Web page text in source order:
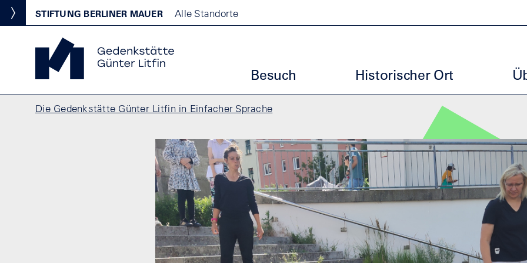
Direkt zum Inhalt
Standortmenu
Show locations
STIFTUNG BERLINER MAUER Alle Standorte
Gedenkstätte Günter Litfin Startseite
Hauptmenu GGL
Besuch Historischer Ort
Pfadnavigation
Die Gedenkstätte Günter Litfin in Einfacher Sprache